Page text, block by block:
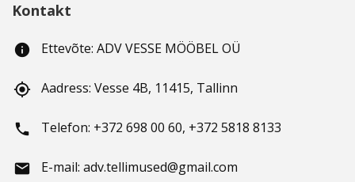
Kontakt
info Ettevõte: ADV VESSE MÖÖBEL OÜ
gps_fixed Aadress: Vesse 4B, 11415, Tallinn
phone Telefon: +372 698 00 60, +372 5818 8133
email E-mail: adv.tellimused@gmail.com